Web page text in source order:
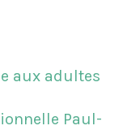
aux adultes
Paul-